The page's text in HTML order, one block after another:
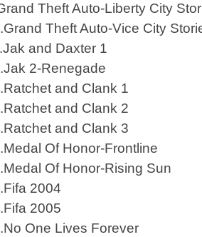
Theft Auto-Liberty City
Theft Auto-Vice City
and Daxter 1
2-Renegade
and Clank 1
and Clank 2
and Clank 3
Of Honor-Frontline
Of Honor-Rising Sun
2004
2005
One Lives Forever